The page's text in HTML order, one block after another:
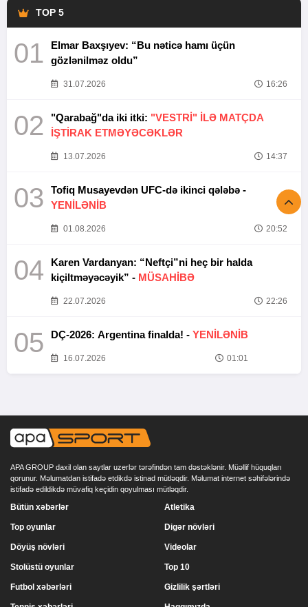
TOP 5
01
Elmar Baxşıyev: “Bu nəticə hamı üçün
gözlənilməz oldu”
31.07.2026 16:26
02 "Qarabağ"da iki itki: "VESTRİ" İLƏ MATÇDA
İŞTİRAK ETMƏYƏCƏKLƏR
13.07.2026 14:37
03
Tofiq Musayevdən UFC-də ikinci qələbə -
YENİLƏNİB
01.08.2026 20:52
04
Karen Vardanyan: “Neftçi”ni heç bir halda
kiçiltməyəcəyik” - MÜSAHİBƏ
22.07.2026 22:26
05 DÇ-2026: Argentina finalda! - YENİLƏNİB
16.07.2026 01:01
APA GROUP daxil olan saytlar uzerlər tərəfindən tam dəstəklənir. Müəllif hüquqları
qorunur. Məlumatdan istifadə etdikdə istinad mütləqdir. Məlumat internet səhifələrində
istifadə edildikdə müvafiq keçidin qoyulması mütləqdir.
Bütün xəbərlər
Top oyunlar
Döyüş növləri
Stolüstü oyunlar
Atletika
Digər növləri
Videolar
Top 10
Futbol xəbərləri Gizlilik şərtləri